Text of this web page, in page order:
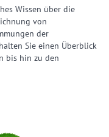
Wissen über die
von
der
Sie einen Überblick
bis hin zu den